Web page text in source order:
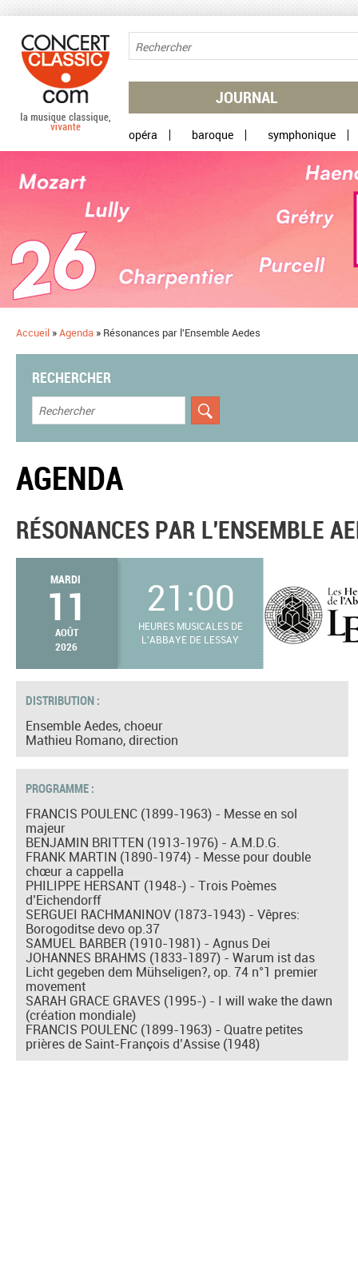
JOURNAL
opéra baroque symphonique
Accueil »Agenda » Résonances par l'Ensemble Aedes
RECHERCHER
AGENDA
RÉSONANCES PAR L'ENSEMBLE
MARDI
11
AOÛT
2026
21:00
HEURES MUSICALES DE
L'ABBAYE DE LESSAY
DISTRIBUTION :
Ensemble Aedes, choeur
Mathieu Romano, direction
PROGRAMME :
FRANCIS POULENC (1899-1963) - Messe en sol
majeur
BENJAMIN BRITTEN (1913-1976) - A.M.D.G.
FRANK MARTIN (1890-1974) - Messe pour double
chœur a cappella
PHILIPPE HERSANT (1948-) - Trois Poèmes
d’Eichendorff
SERGUEI RACHMANINOV (1873-1943) - Vêpres:
Borogoditse devo op.37
SAMUEL BARBER (1910-1981) - Agnus Dei
JOHANNES BRAHMS (1833-1897) - Warum ist das
Licht gegeben dem Mühseligen?, op. 74 n°1 premier
movement
SARAH GRACE GRAVES (1995-) - I will wake the dawn
(création mondiale)
FRANCIS POULENC (1899-1963) - Quatre petites
prières de Saint-François d’Assise (1948)